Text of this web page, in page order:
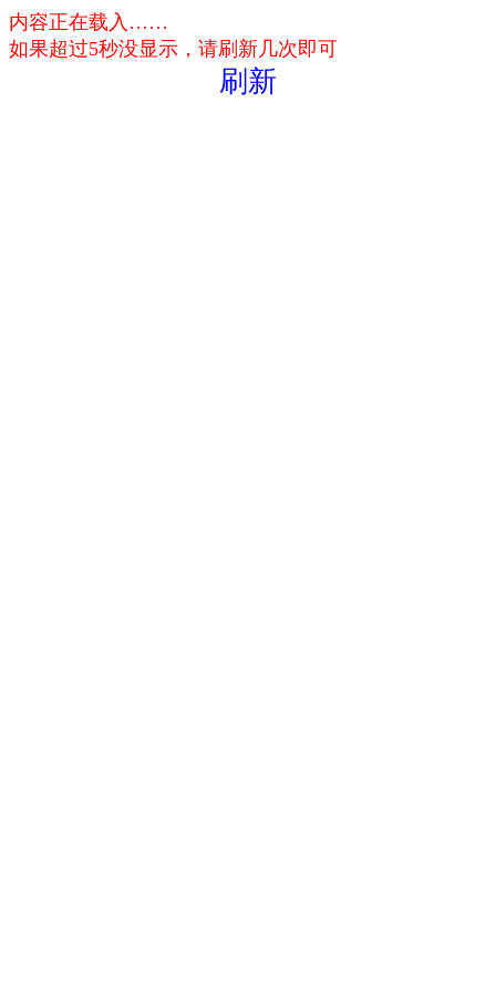
内容正在载入……
如果超过5秒没显示，请刷新几次即可
刷新